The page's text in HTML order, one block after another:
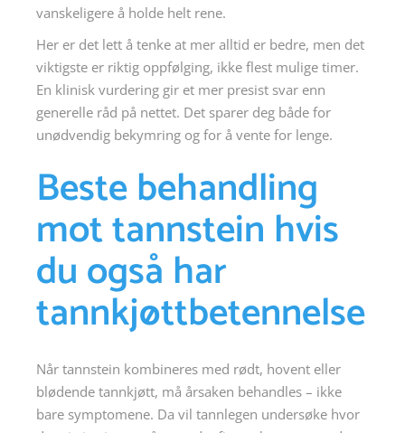
vanskeligere å holde helt rene.
Her er det lett å tenke at mer alltid er bedre, men det
viktigste er riktig oppfølging, ikke flest mulige timer.
En klinisk vurdering gir et mer presist svar enn
generelle råd på nettet. Det sparer deg både for
unødvendig bekymring og for å vente for lenge.
Beste behandling
mot tannstein hvis
du også har
tannkjøttbetennelse
Når tannstein kombineres med rødt, hovent eller
blødende tannkjøtt, må årsaken behandles – ikke
bare symptomene. Da vil tannlegen undersøke hvor